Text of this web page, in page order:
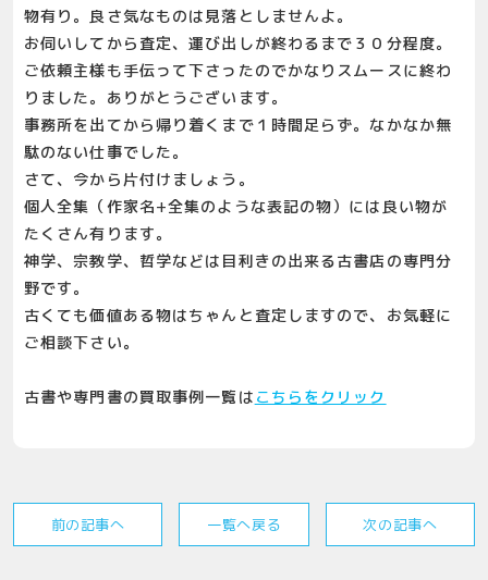
物有り。良さ気なものは見落としませんよ。
お伺いしてから査定、運び出しが終わるまで３０分程度。
ご依頼主様も手伝って下さったのでかなりスムースに終わ
りました。ありがとうございます。
事務所を出てから帰り着くまで１時間足らず。なかなか無
駄のない仕事でした。
さて、今から片付けましょう。
個人全集（作家名+全集のような表記の物）には良い物が
たくさん有ります。
神学、宗教学、哲学などは目利きの出来る古書店の専門分
野です。
古くても価値ある物はちゃんと査定しますので、お気軽に
ご相談下さい。
古書や専門書の買取事例一覧は こちらをクリック
前の記事へ 一覧へ戻る 次の記事へ